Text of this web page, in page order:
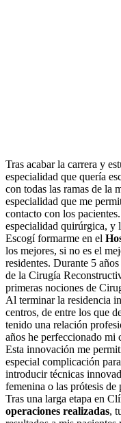
Tras acabar la carrera y
especialidad que quería
con todas las ramas de la
especialidad que me
contacto con los
especialidad quirúrgica, y
Escogí formarme en el
los mejores, si no es el
residentes. Durante 5
de la Cirugía
primeras nociones de
Al terminar la residencia
centros, de entre los que
tenido una relación
años he perfeccionado mi
Esta innovación me
especial complicación
introducir técnicas
femenina o las prótesis de
Tras una larga etapa en
operaciones realizadas,